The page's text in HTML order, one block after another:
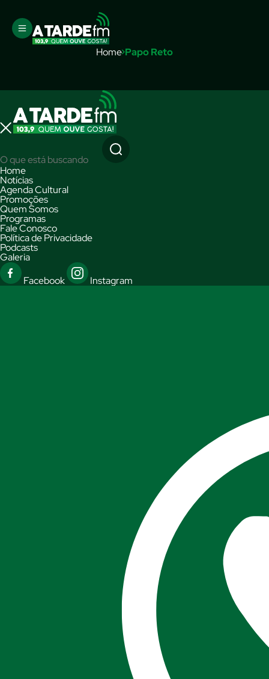
Home Papo Reto
Home
Notícias
Agenda Cultural
Promoções
Quem Somos
Programas
Fale Conosco
Política de Privacidade
Podcasts
Galeria
Facebook
Instagram